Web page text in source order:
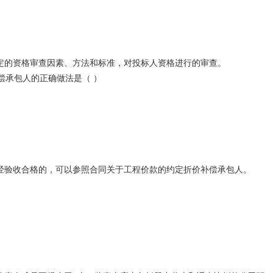
资格审查因素、方法和标准，对投标人资格进行的审查。
包人的正确做法是（ ）
收合格的，可以参照合同关于工程价款的约定折价补偿承包人。